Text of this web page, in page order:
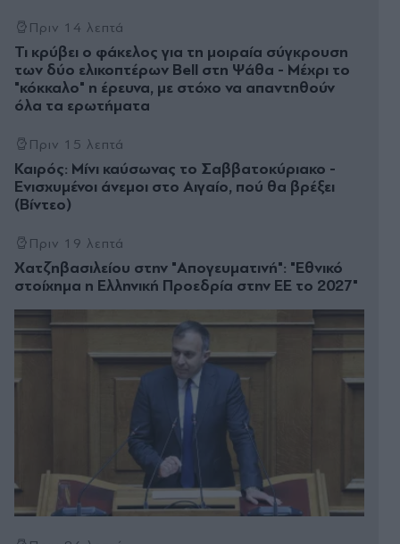
Πριν 14 λεπτά
Τι κρύβει ο φάκελος για τη μοιραία σύγκρουση
των δύο ελικοπτέρων Bell στη Ψάθα - Μέχρι το
"κόκκαλο" η έρευνα, με στόχο να απαντηθούν
όλα τα ερωτήματα
Πριν 15 λεπτά
Καιρός: Μίνι καύσωνας το Σαββατοκύριακο -
Ενισχυμένοι άνεμοι στο Αιγαίο, πού θα βρέξει
(Βίντεο)
Πριν 19 λεπτά
Χατζηβασιλείου στην "Απογευματινή": "Εθνικό
στοίχηµα η Ελληνική Προεδρία στην ΕΕ το 2027"